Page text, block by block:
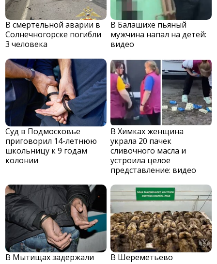
В смертельной аварии в
Солнечногорске погибли
3 человека
В Балашихе пьяный
мужчина напал на детей:
видео
Суд в Подмосковье
приговорил 14-летнюю
школьницу к 9 годам
колонии
В Химках женщина
украла 20 пачек
сливочного масла и
устроила целое
представление: видео
В Мытищах задержали
В Шереметьево